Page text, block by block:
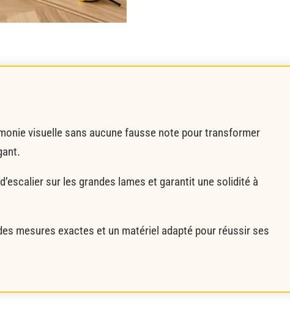
visuelle sans aucune fausse note pour transformer
sur les grandes lames et garantit une solidité à
mesures exactes et un matériel adapté pour réussir ses